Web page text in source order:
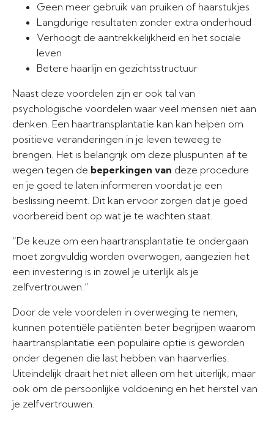
Geen meer gebruik van pruiken of haarstukjes
Langdurige resultaten zonder extra onderhoud
Verhoogt de aantrekkelijkheid en het sociale
leven
Betere haarlijn en gezichtsstructuur
Naast deze voordelen zijn er ook tal van
psychologische voordelen waar veel mensen niet aan
denken. Een haartransplantatie kan kan helpen om
positieve veranderingen in je leven teweeg te
brengen. Het is belangrijk om deze pluspunten af te
wegen tegen de beperkingen van deze procedure
en je goed te laten informeren voordat je een
beslissing neemt. Dit kan ervoor zorgen dat je goed
voorbereid bent op wat je te wachten staat.
“De keuze om een haartransplantatie te ondergaan
moet zorgvuldig worden overwogen, aangezien het
een investering is in zowel je uiterlijk als je
zelfvertrouwen.”
Door de vele voordelen in overweging te nemen,
kunnen potentiële patiënten beter begrijpen waarom
haartransplantatie een populaire optie is geworden
onder degenen die last hebben van haarverlies.
Uiteindelijk draait het niet alleen om het uiterlijk, maar
ook om de persoonlijke voldoening en het herstel van
je zelfvertrouwen.